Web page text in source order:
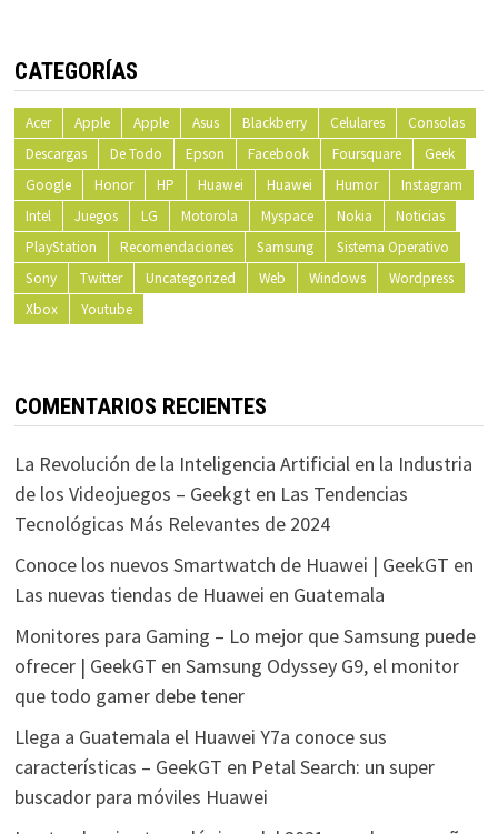
CATEGORÍAS
Acer Apple Apple Asus Blackberry Celulares
Consolas
Descargas
De Todo Epson Facebook Foursquare
Geek
Google
Honor HP Huawei Huawei Humor
Instagram
Intel
Juegos LG Motorola Myspace Nokia
Noticias
PlayStation
Recomendaciones Samsung
Sistema Operativo
Sony
Twitter Uncategorized Web Windows
Wordpress
Xbox
Youtube
COMENTARIOS RECIENTES
La Revolución de la Inteligencia Artificial en la Industria
de los Videojuegos – Geekgten Las Tendencias
Tecnológicas Más Relevantes de 2024
Conoce los nuevos Smartwatch de Huawei | GeekGT en
Las nuevas tiendas de Huawei en Guatemala
Monitores para Gaming – Lo mejor que Samsung puede
ofrecer | GeekGT en Samsung Odyssey G9, el monitor
que todo gamer debe tener
Llega a Guatemala el Huawei Y7a conoce sus
características – GeekGT en Petal Search: un super
buscador para móviles Huawei